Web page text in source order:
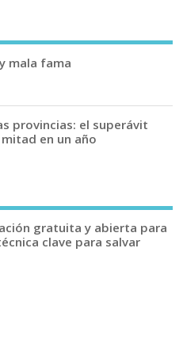
mala fama
provincias: el superávit
en un año
gratuita y abierta para
clave para salvar